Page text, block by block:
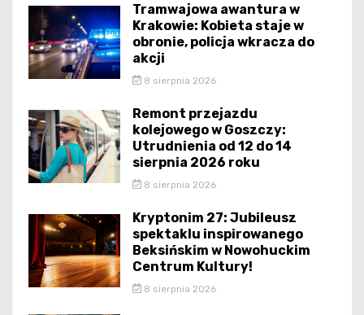
Tramwajowa awantura w
Krakowie: Kobieta staje w
obronie, policja wkracza do
akcji
8 sierpnia 2026
Remont przejazdu
kolejowego w Goszczy:
Utrudnienia od 12 do 14
sierpnia 2026 roku
8 sierpnia 2026
Kryptonim 27: Jubileusz
spektaklu inspirowanego
Beksińskim w Nowohuckim
Centrum Kultury!
8 sierpnia 2026